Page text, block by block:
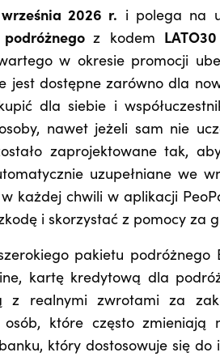
2026 r. i polega na
podróżnegoz kodem LATO30
w okresie promocji
jest dostępne zarówno dla
dla siebie i
nawet jeżeli sam nie
zaprojektowane tak,
uzupełniane we
każdej chwili w aplikacji
i skorzystać z pomocy za
pakietu podróżnego
kartę kredytową dla
z realnymi zwrotami za
które często zmieniają
który dostosowuje się do